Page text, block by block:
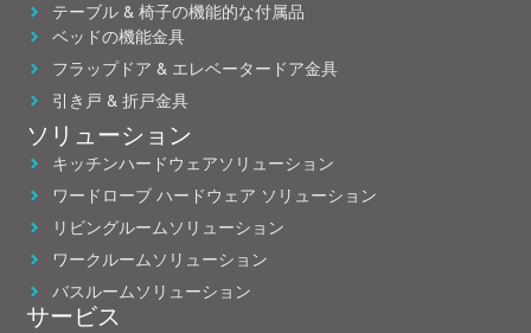
テーブル & 椅子の機能的な付属品
ベッドの機能金具
フラップドア & エレベータードア金具
引き戸 & 折戸金具
ソリューション
キッチンハードウェアソリューション
ワードローブ ハードウェア ソリューション
リビングルームソリューション
ワークルームソリューション
バスルームソリューション
サービス